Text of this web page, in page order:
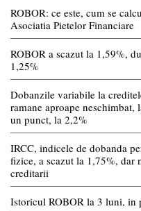
ROBOR: ce este, cum se
Asociatia Pietelor Financiare
ROBOR a scazut la 1,59%,
1,25%
Dobanzile variabile la
ramane aproape neschimbat,
un punct, la 2,2%
IRCC, indicele de dobanda
fizice, a scazut la 1,75%, dar
creditarii
Istoricul ROBOR la 3 luni, in